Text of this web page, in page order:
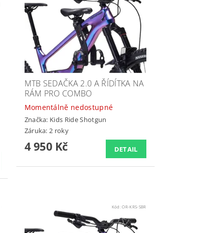
MTB SEDAČKA 2.0 A ŘÍDÍTKA NA
RÁM PRO COMBO
Momentálně nedostupné
Značka: Kids Ride Shotgun
Záruka: 2 roky
4 950 Kč DETAIL
Kód:OR-KRS-SBR